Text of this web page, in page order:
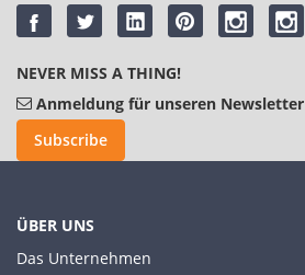
NEVER MISS A THING!
Anmeldung für unseren Newsletter
Subscribe
ÜBER UNS
Das Unternehmen